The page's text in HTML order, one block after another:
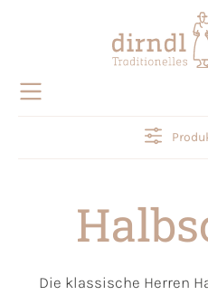
Die klassische Herren